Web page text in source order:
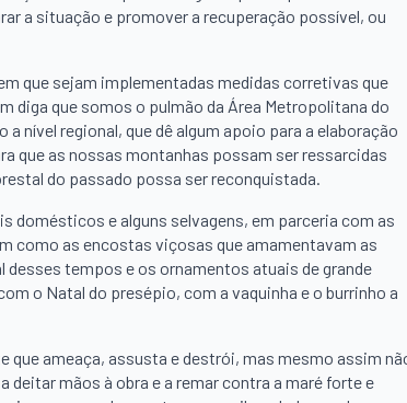
a situação e promover a recuperação possível, ou
que sejam implementadas medidas corretivas que
diga que somos o pulmão da Área Metropolitana do
nível regional, que dê algum apoio para a elaboração
que as nossas montanhas possam ser ressarcidas
do passado possa ser reconquistada.
domésticos e alguns selvagens, em parceria com as
como as encostas viçosas que amamentavam as
tempos e os ornamentos atuais de grande
o Natal do presépio, com a vaquinha e o burrinho a
que ameaça, assusta e destrói, mas mesmo assim
deitar mãos à obra e a remar contra a maré forte e